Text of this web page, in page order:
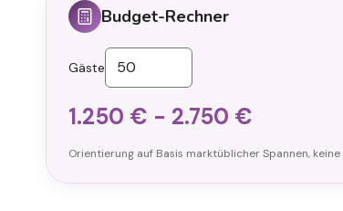
Budget-Rechner
Gäste
1.250 € - 2.750 €
Orientierung auf Basis marktüblicher Spannen,